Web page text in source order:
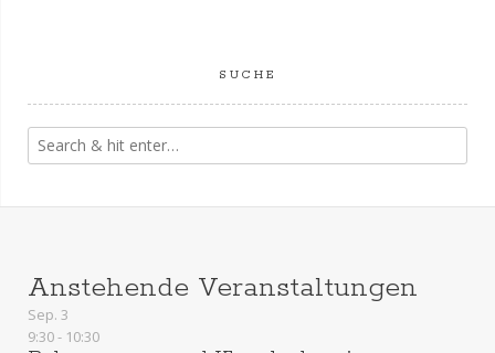
SUCHE
Anstehende Veranstaltungen
Sep. 3
9:30- 10:30